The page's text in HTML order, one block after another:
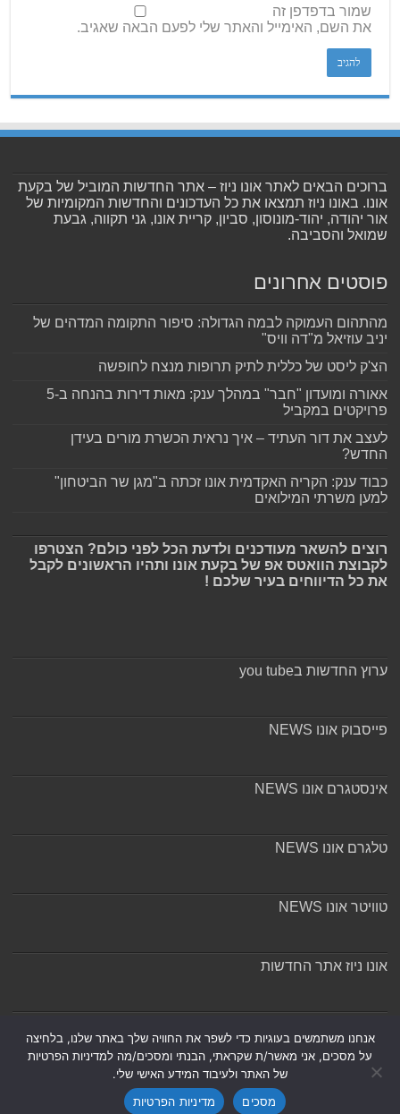
שמור בדפדפן זה
את השם, האימייל והאתר שלי לפעם הבאה שאגיב.
ברוכים הבאים לאתר אונו ניוז – אתר החדשות המוביל של בקעת
אונו. באונו ניוז תמצאו את כל העדכונים והחדשות המקומיות של
אור יהודה, יהוד-מונוסון, סביון, קריית אונו, גני תקווה, גבעת
שמואל והסביבה.
פוסטים אחרונים
מהתהום העמוקה לבמה הגדולה: סיפור התקומה המדהים של
יניב עוזיאל מ"דה וויס"
הצ'ק ליסט של כללית לתיק תרופות מנצח לחופשה
אאורה ומועדון "חבר" במהלך ענק: מאות דירות בהנחה ב-5
פרויקטים במקביל
לעצב את דור העתיד – איך נראית הכשרת מורים בעידן
החדש?
כבוד ענק: הקריה האקדמית אונו זכתה ב"מגן שר הביטחון"
למען משרתי המילואים
רוצים להשאר מעודכנים ולדעת הכל לפני כולם? הצטרפו
לקבוצת הוואטס אפ של בקעת אונו ותהיו הראשונים לקבל
את כל הדיווחים בעיר שלכם !
ערוץ החדשות בyou tube
פייסבוק אונו NEWS
אינסטגרם אונו NEWS
טלגרם אונו NEWS
טוויטר אונו NEWS
אונו ניוז אתר החדשות
אנחנו משתמשים בעוגיות כדי לשפר את החוויה שלך באתר שלנו, בלחיצה
על מסכים, אני מאשר/ת שקראתי, הבנתי ומסכים/מה למדיניות הפרטיות
של האתר ולעיבוד המידע האישי שלי.
מסכים
מדיניות הפרטיות